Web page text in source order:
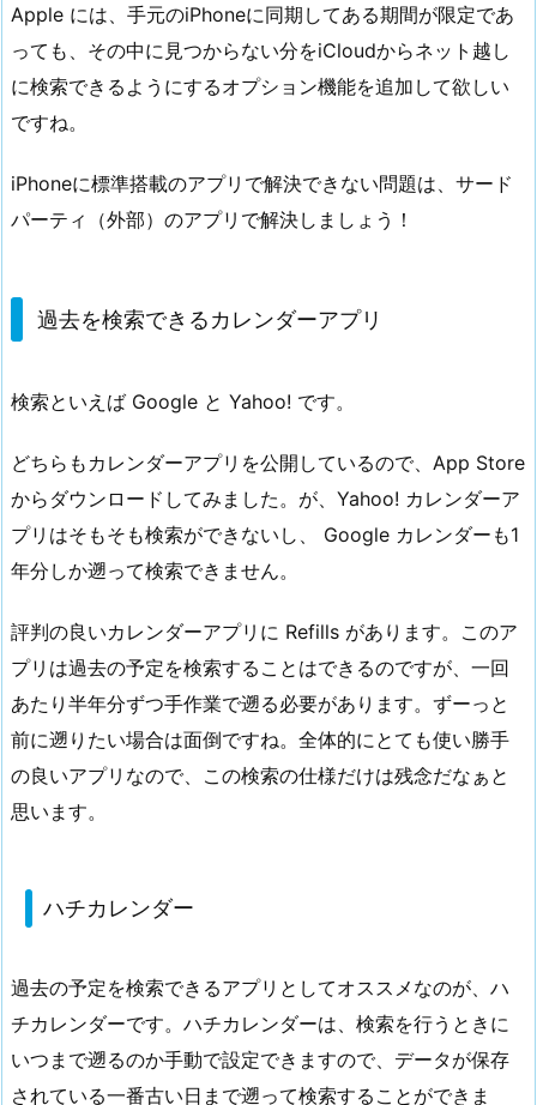
Apple には、手元のiPhoneに同期してある期間が限定であ
っても、その中に見つからない分をiCloudからネット越し
に検索できるようにするオプション機能を追加して欲しい
ですね。
iPhoneに標準搭載のアプリで解決できない問題は、サード
パーティ（外部）のアプリで解決しましょう！
過去を検索できるカレンダーアプリ
検索といえば Google と Yahoo! です。
どちらもカレンダーアプリを公開しているので、App Store
からダウンロードしてみました。が、Yahoo! カレンダーア
プリはそもそも検索ができないし、 Google カレンダーも1
年分しか遡って検索できません。
評判の良いカレンダーアプリに Refills があります。このア
プリは過去の予定を検索することはできるのですが、一回
あたり半年分ずつ手作業で遡る必要があります。ずーっと
前に遡りたい場合は面倒ですね。全体的にとても使い勝手
の良いアプリなので、この検索の仕様だけは残念だなぁと
思います。
ハチカレンダー
過去の予定を検索できるアプリとしてオススメなのが、 ハ
チカレンダーです。ハチカレンダーは、検索を行うときに
いつまで遡るのか手動で設定できますので、データが保存
されている一番古い日まで遡って検索することができま